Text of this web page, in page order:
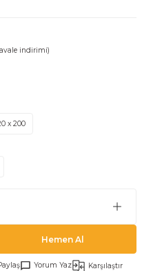
indirimi)
x 200
Hemen Al
Yorum Yaz Karşılaştır